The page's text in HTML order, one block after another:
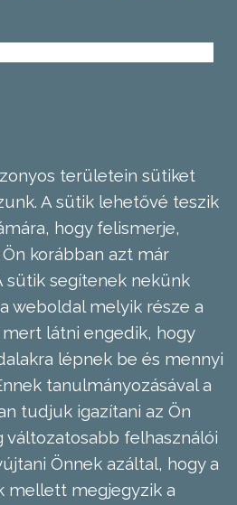
területein sütiket
A sütik lehetővé teszik
hogy felismerje,
korábban azt már
sütik segítenek nekünk
weboldal melyik része a
látni engedik, hogy
lépnek be és mennyi
tanulmányozásával a
tudjuk igazítani az Ön
változatosabb felhasználói
Önnek azáltal, hogy a
mellett megjegyzik a